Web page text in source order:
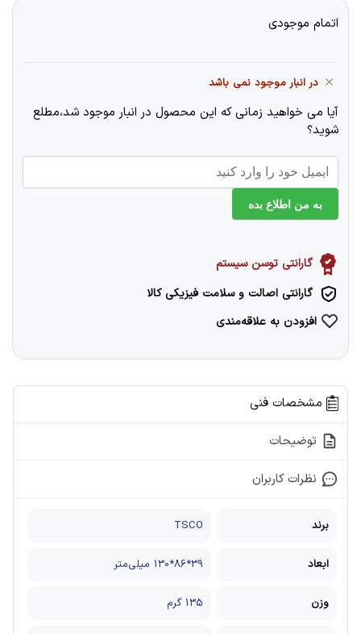
اتمام موجودی
در انبار موجود نمی باشد
آیا می خواهید زمانی که این محصول در انبار موجود شد،مطلع
شوید؟
به من اطلاع بده
گارانتی توسن سیستم
گارانتی اصالت و سلامت فیزیکی کالا
افزودن به علاقه‌مندی
مشخصات فنی
توضیحات
نظرات کاربران
برند TSCO
ابعاد 39*86*130 میلی‌متر
وزن 135 گرم